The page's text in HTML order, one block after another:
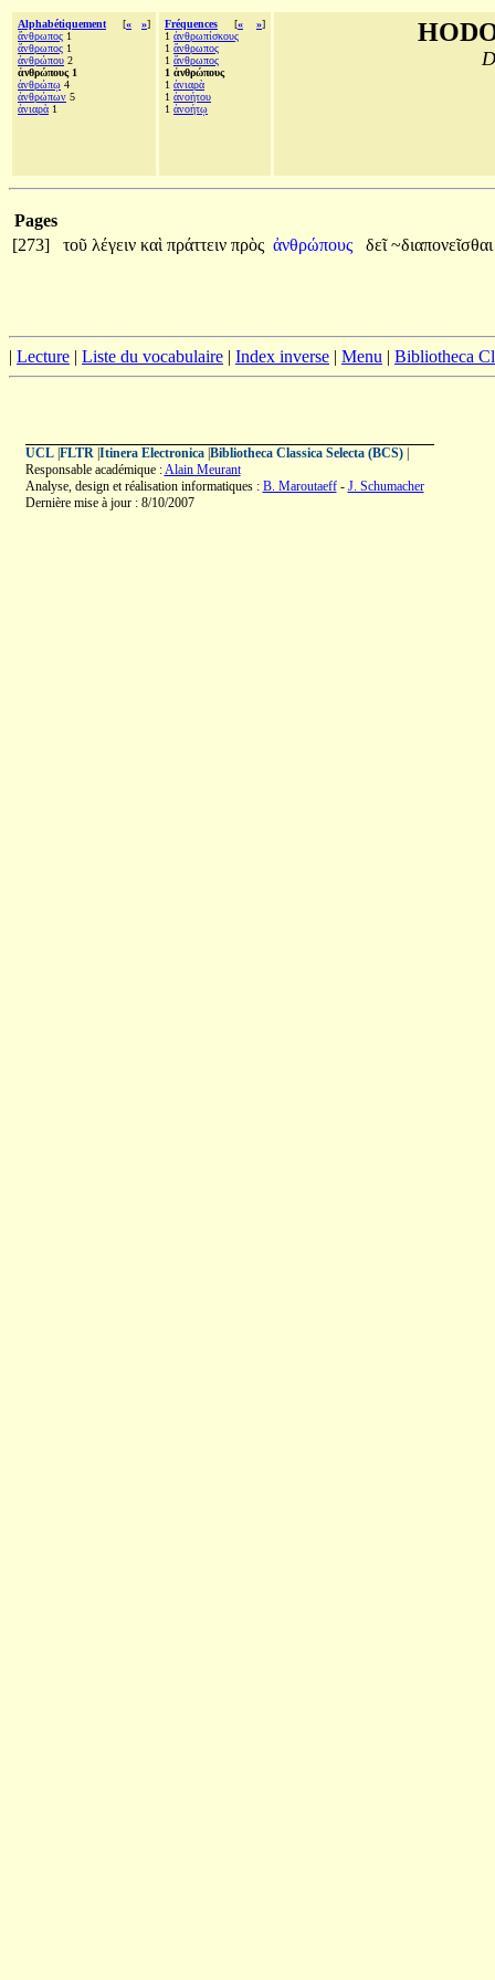
Alphabétiquement [« »]
ἄνθρωπος 1
ἅνθρωπος 1
ἀνθρώπου 2
ἀνθρώπους 1
ἀνθρώπῳ 4
ἀνθρώπων 5
ἀνιαρὰ 1
Fréquences [« »]
1 ἀνθρωπίσκους
1 ἄνθρωπος
1 ἅνθρωπος
1 ἀνθρώπους
1 ἀνιαρὰ
1 ἀνοήτου
1 ἀνοήτῳ
Pages
[273]
τοῦ λέγειν καὶ πράττειν πρὸς ἀνθρώπους δεῖ
| Lecture | Liste du vocabulaire | Index inverse | Menu | Bibliotheca
UCL| FLTR| Itinera Electronica| Bibliotheca Classica Selecta (BCS)|
Responsable académique :Alain Meurant
Analyse, design et réalisation informatiques : B. Maroutaeff- J. Schumacher
Dernière mise à jour : 8/10/2007